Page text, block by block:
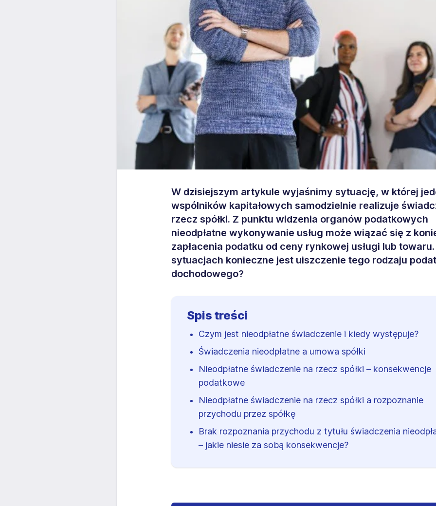
W dzisiejszym artykule wyjaśnimy sytuację, w której
wspólników kapitałowych samodzielnie realizuje
rzecz spółki. Z punktu widzenia organów podatkowych
nieodpłatne wykonywanie usług może wiązać się z
zapłacenia podatku od ceny rynkowej usługi lub
sytuacjach konieczne jest uiszczenie tego rodzaju
dochodowego?
Spis treści
Czym jest nieodpłatne świadczenie i kiedy występuje?
Świadczenia nieodpłatne a umowa spółki
Nieodpłatne świadczenie na rzecz spółki – konsekwencje
podatkowe
Nieodpłatne świadczenie na rzecz spółki a rozpoznanie
przychodu przez spółkę
Brak rozpoznania przychodu z tytułu świadczenia
– jakie niesie za sobą konsekwencje?